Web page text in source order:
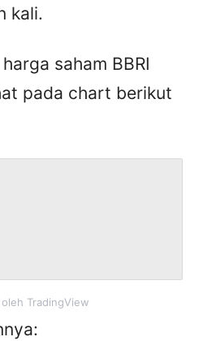
kali.
saham BBRI
pada chart berikut
oleh TradingView